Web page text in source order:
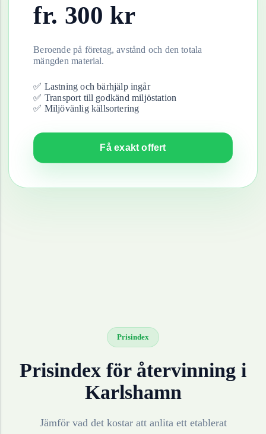
fr. 300 kr
Beroende på företag, avstånd och den totala
mängden material.
✅ Lastning och bärhjälp ingår
✅ Transport till godkänd miljöstation
✅ Miljövänlig källsortering
Få exakt offert
Prisindex
Prisindex för återvinning i
Karlshamn
Jämför vad det kostar att anlita ett etablerat